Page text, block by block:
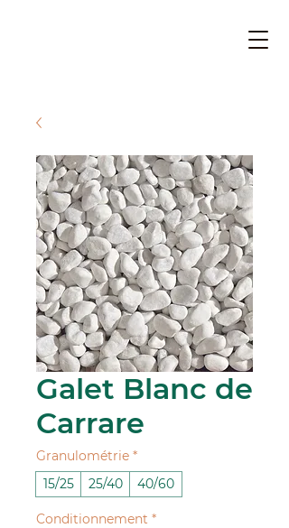
Galet Blanc de
Carrare
Granulométrie *
15/25
25/40 40/60
Conditionnement *